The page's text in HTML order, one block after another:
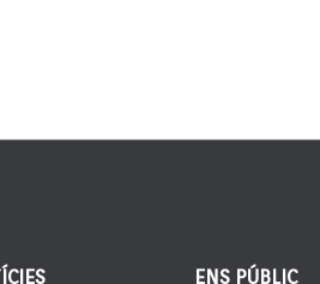
ENS PÚBLIC